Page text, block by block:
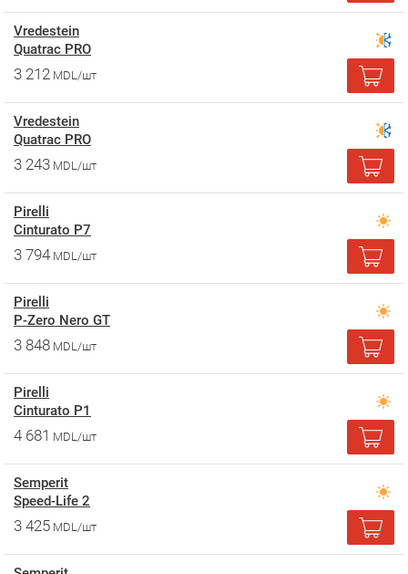
Vredestein
Quatrac PRO
3 212 MDL/шт
Vredestein
Quatrac PRO
3 243 MDL/шт
Pirelli
Cinturato P7
3 794 MDL/шт
Pirelli
P-Zero Nero GT
3 848 MDL/шт
Pirelli
Cinturato P1
4 681 MDL/шт
Semperit
Speed-Life 2
3 425 MDL/шт